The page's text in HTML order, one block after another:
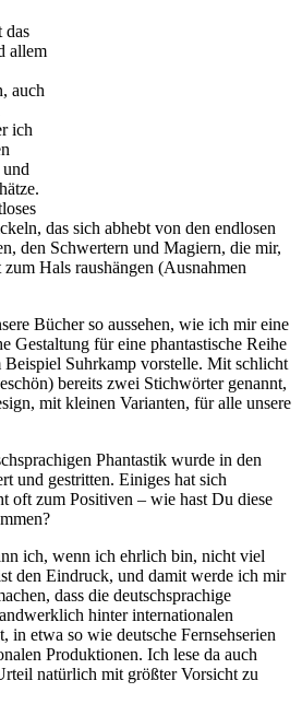
das
allem
auch
ich
und
das sich abhebt von den endlosen
den Schwertern und Magiern, die mir,
Hals raushängen (Ausnahmen
Bücher so aussehen, wie ich mir eine
Gestaltung für eine phantastische Reihe
Suhrkamp vorstelle. Mit schlicht
bereits zwei Stichwörter genannt,
mit kleinen Varianten, für alle unsere
Phantastik wurde in den
und gestritten. Einiges hat sich
oft zum Positiven – wie hast Du diese
ich, wenn ich ehrlich bin, nicht viel
den Eindruck, und damit werde ich mir
dass die deutschsprachige
hinter internationalen
in etwa so wie deutsche Fernsehserien
Produktionen. Ich lese da auch
natürlich mit größter Vorsicht zu